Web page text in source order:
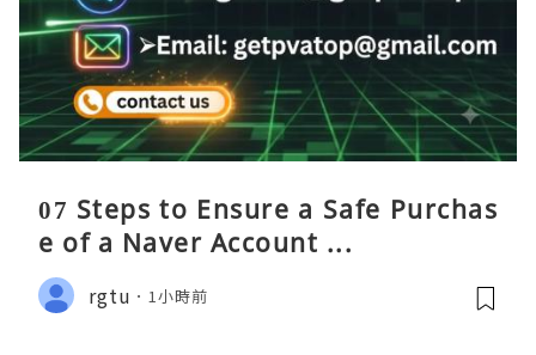
07 Steps to Ensure a Safe Purchas
e of a Naver Account ...
rgtu 1小時前